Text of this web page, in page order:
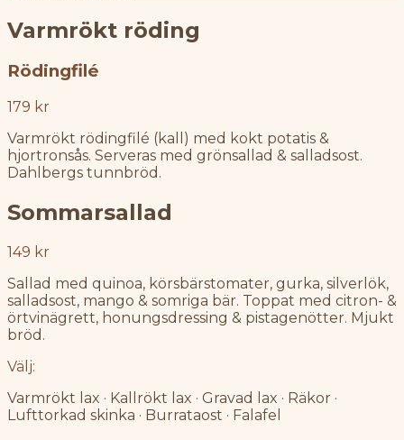
Varmrökt röding
Rödingfilé
179 kr
Varmrökt rödingfilé (kall) med kokt potatis &
hjortronsås. Serveras med grönsallad & salladsost.
Dahlbergs tunnbröd.
Sommarsallad
149 kr
Sallad med quinoa, körsbärstomater, gurka, silverlök,
salladsost, mango & somriga bär. Toppat med citron- &
örtvinägrett, honungsdressing & pistagenötter. Mjukt
bröd.
Välj:
Varmrökt lax · Kallrökt lax · Gravad lax · Räkor ·
Lufttorkad skinka · Burrataost · Falafel